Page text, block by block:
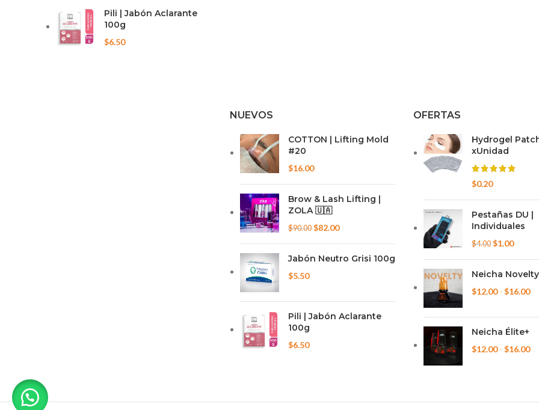
Pili | Jabón Aclarante
100g
$6.50
NUEVOS
COTTON | Lifting Mold
#20
$16.00
Brow & Lash Lifting |
ZOLA ​🇺🇦​
$90.00 El
original
$82.00El
actual
Jabón Neutro Grisi 100g
$5.50
Pili | Jabón Aclarante
100g
$6.50
OFERTAS
Hydrogel
xUnidad
$0.20
Pestañas DU |
Individuales
$4.00 El
original
$4.00.
$1.00El
actual
$1.00.
Neicha Novelty
$12.00 - $16.00
Neicha Élite+
$12.00 - $16.00